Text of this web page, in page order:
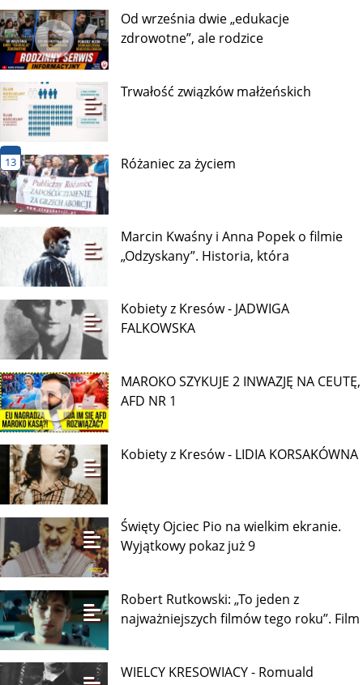
Od września dwie „edukacje
zdrowotne”, ale rodzice
Trwałość związków małżeńskich
13 Różaniec za życiem
Marcin Kwaśny i Anna Popek o filmie
„Odzyskany”. Historia, która
Kobiety z Kresów - JADWIGA
FALKOWSKA
MAROKO SZYKUJE 2 INWAZJĘ NA CEUTĘ,
AFD NR 1
Kobiety z Kresów - LIDIA KORSAKÓWNA
Święty Ojciec Pio na wielkim ekranie.
Wyjątkowy pokaz już 9
Robert Rutkowski: „To jeden z
najważniejszych filmów tego roku”. Film
WIELCY KRESOWIACY - Romuald